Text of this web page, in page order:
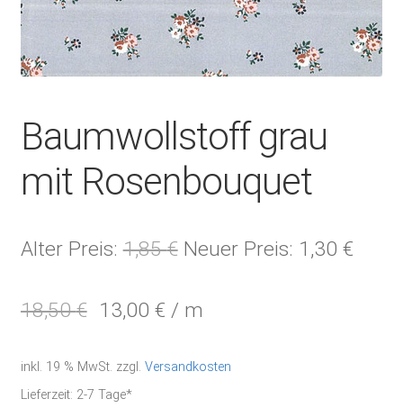
Baumwollstoff grau
mit Rosenbouquet
Alter Preis: 1,85€ Ursprünglicher
war:
Neuer Preis: 1,30 €
18,50€ 13,00€ / m
inkl. 19 % MwSt. zzgl. Versandkosten
Lieferzeit: 2-7 Tage*